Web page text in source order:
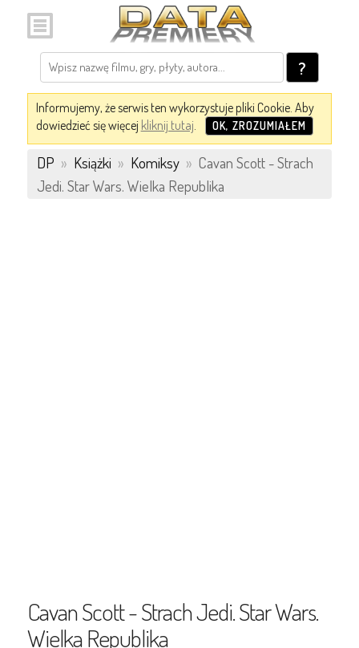
?
Informujemy, że serwis ten wykorzystuje pliki Cookie. Aby
dowiedzieć się więcej kliknij tutaj. OK, ZROZUMIAŁEM
DP » Książki » Komiksy » Cavan Scott - Strach
Jedi. Star Wars. Wielka Republika
Cavan Scott - Strach Jedi. Star Wars.
Wielka Republika